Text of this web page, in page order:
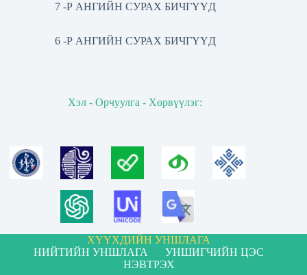
7 -Р АНГИЙН СУРАХ БИЧГҮҮД
6 -Р АНГИЙН СУРАХ БИЧГҮҮД
Хэл - Орчуулга - Хөрвүүлэг:
ХҮҮХДИЙН УНШЛАГА
НИЙТИЙН УНШЛАГА
УНШИГЧИЙН ЦЭС
НЭВТРЭХ